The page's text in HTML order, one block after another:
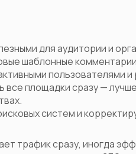
для аудитории и
шаблонные
пользователями
все площадки сразу —
систем и
трафик сразу, иногда